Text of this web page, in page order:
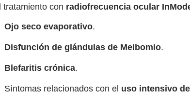
tratamiento con radiofrecuencia ocular
Ojo seco evaporativo.
Disfunción de glándulas de Meibomio.
Blefaritis crónica.
Síntomas relacionados con el uso intensivo